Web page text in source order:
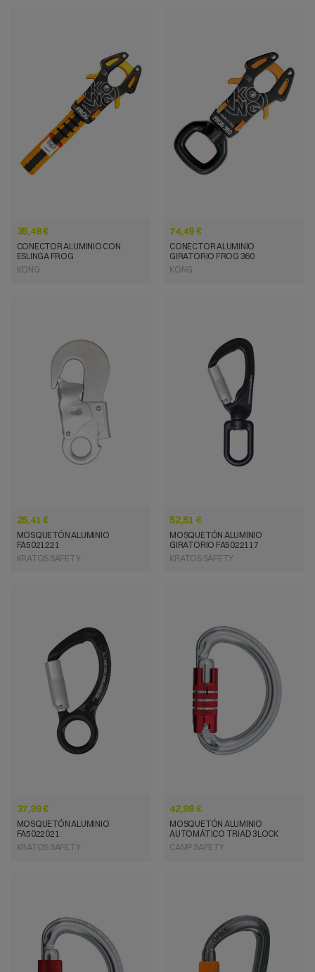
VISTA RÁPIDA
35,48 €
CONECTOR ALUMINIO CON
ESLINGA FROG
KONG
VISTA RÁPIDA
74,49 €
CONECTOR ALUMINIO
GIRATORIO FROG 360
KONG
VISTA RÁPIDA
25,41 €
MOSQUETÓN ALUMINIO
FA5021221
KRATOS SAFETY
VISTA RÁPIDA
52,51 €
MOSQUETÓN ALUMINIO
GIRATORIO FA5022117
KRATOS SAFETY
VISTA RÁPIDA
37,99 €
MOSQUETÓN ALUMINIO
FA5022021
KRATOS SAFETY
VISTA RÁPIDA
42,98 €
MOSQUETÓN ALUMINIO
AUTOMÁTICO TRIAD 3LOCK
CAMP SAFETY